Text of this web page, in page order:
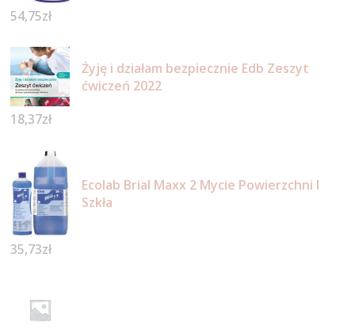
54,75zł
Żyję i działam bezpiecznie Edb Zeszyt
ćwiczeń 2022
18,37zł
Ecolab Brial Maxx 2 Mycie Powierzchni I
Szkła
35,73zł